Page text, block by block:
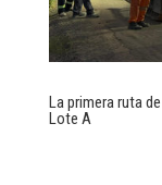
La primera ruta
Lote A